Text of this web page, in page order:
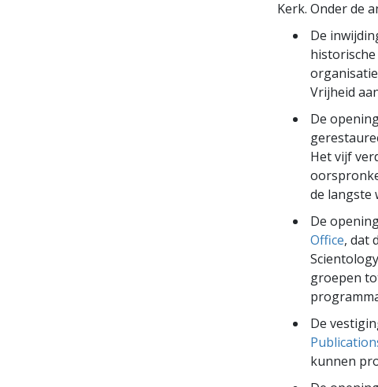
Kerk. Onder de
De
Vrijheid
De
Het vijf
de langste
De
Office, dat
groepen
De
kunnen